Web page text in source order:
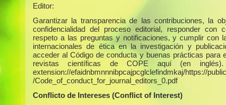
Editor:
Garantizar la transparencia de las contribuciones, la
confidencialidad del proceso editorial, responder con
respeto a las preguntas y notificaciones, y cumplir con
internacionales de ética en la investigación y
acceder al Código de conducta y buenas prácticas para
revistas científicas de COPE aquí (en inglés).
extension://efaidnbmnnnibpcajpcglclefindmkaj/https://
/Code_of_conduct_for_journal_editors_0.pdf
Conflicto de Intereses (Conflict of Interest)